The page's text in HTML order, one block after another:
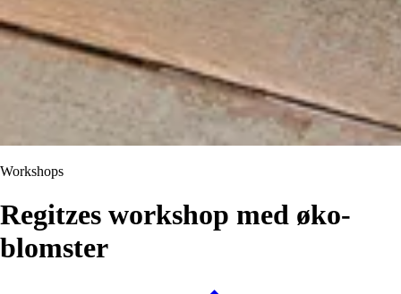
Workshops
Regitzes workshop med øko-
blomster